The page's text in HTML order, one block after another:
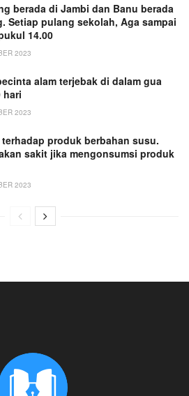
berada di Jambi dan Banu berada
Setiap pulang sekolah, Aga sampai
14.00
2023
alam terjebak di dalam gua
hari
2023
terhadap produk berbahan susu.
sakit jika mengonsumsi produk
2023